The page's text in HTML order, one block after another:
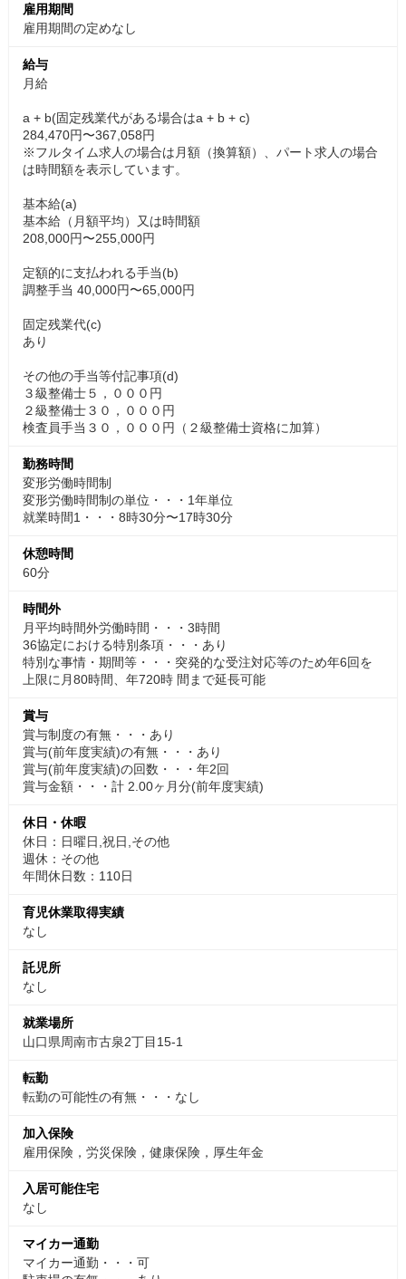
雇用期間
雇用期間の定めなし
給与
月給
a + b(固定残業代がある場合はa + b + c)
284,470円〜367,058円
※フルタイム求人の場合は月額（換算額）、パート求人の場合
は時間額を表示しています。
基本給(a)
基本給（月額平均）又は時間額
208,000円〜255,000円
定額的に支払われる手当(b)
調整手当 40,000円〜65,000円
固定残業代(c)
あり
その他の手当等付記事項(d)
３級整備士５，０００円
２級整備士３０，０００円
検査員手当３０，０００円（２級整備士資格に加算）
勤務時間
変形労働時間制
変形労働時間制の単位・・・1年単位
就業時間1・・・8時30分〜17時30分
休憩時間
60分
時間外
月平均時間外労働時間・・・3時間
36協定における特別条項・・・あり
特別な事情・期間等・・・突発的な受注対応等のため年6回を
上限に月80時間、年720時 間まで延長可能
賞与
賞与制度の有無・・・あり
賞与(前年度実績)の有無・・・あり
賞与(前年度実績)の回数・・・年2回
賞与金額・・・計 2.00ヶ月分(前年度実績)
休日・休暇
休日：日曜日,祝日,その他
週休：その他
年間休日数：110日
育児休業取得実績
なし
託児所
なし
就業場所
山口県周南市古泉2丁目15-1
転勤
転勤の可能性の有無・・・なし
加入保険
雇用保険，労災保険，健康保険，厚生年金
入居可能住宅
なし
マイカー通勤
マイカー通勤・・・可